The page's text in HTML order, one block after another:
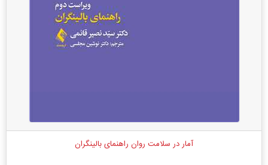
آمار در سلامت روان راهنمای بالینگران